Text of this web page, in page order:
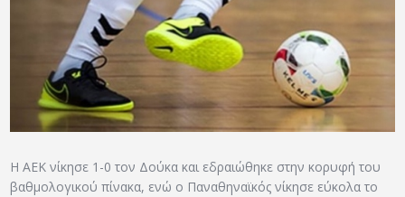
ΧΡΗΣΙΜΑ
ΑΡΧΕΙΟ
ΕΠΙΚΟΙΝΩΝΙΑ
Η ΑΕΚ νίκησε 1-0 τον Δούκα και εδραιώθηκε στην κορυφή του
βαθμολογικού πίνακα, ενώ ο Παναθηναϊκός νίκησε εύκολα το